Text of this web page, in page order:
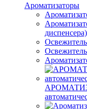
Ароматизаторы
диспенсера)